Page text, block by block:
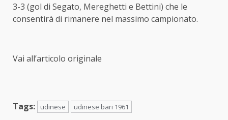
3-3 (gol di Segato, Mereghetti e Bettini) che le
consentirà di rimanere nel massimo campionato.
Vai all’articolo originale
Tags: udinese udinese bari 1961